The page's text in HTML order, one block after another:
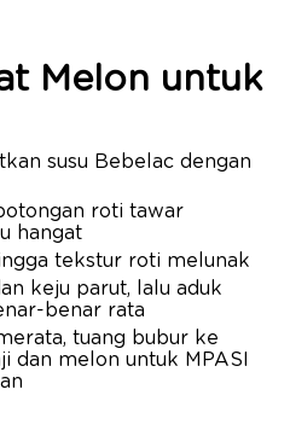
Melon untuk
susu Bebelac dengan
roti tawar
hangat
tekstur roti melunak
keju parut, lalu aduk
benar rata
tuang bubur ke
dan melon untuk MPASI